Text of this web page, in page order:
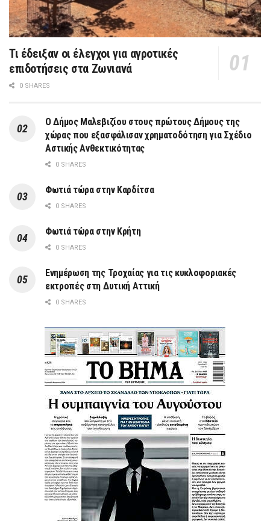
Τι έδειξαν οι έλεγχοι για αγροτικές
επιδοτήσεις στα Ζωνιανά
0 SHARES
Ο Δήμος Μαλεβιζίου στους πρώτους Δήμους της
χώρας που εξασφάλισαν χρηματοδότηση για Σχέδιο
Αστικής Ανθεκτικότητας
0 SHARES
Φωτιά τώρα στην Καρδίτσα
0 SHARES
Φωτιά τώρα στην Κρήτη
0 SHARES
Ενημέρωση της Τροχαίας για τις κυκλοφοριακές
εκτροπές στη Δυτική Αττική
0 SHARES